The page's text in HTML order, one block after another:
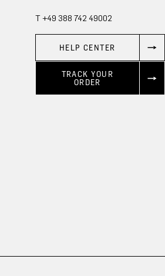
T +49 388 742 49002
HELP CENTER
TRACK YOUR
ORDER